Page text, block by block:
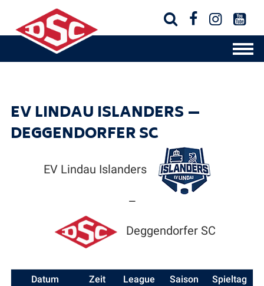
   
EV LINDAU ISLANDERS —
DEGGENDORFER SC
EV Lindau Islanders
—
Deggendorfer SC
Datum Zeit League Saison
Spieltag